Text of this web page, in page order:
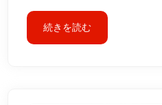
続きを読む